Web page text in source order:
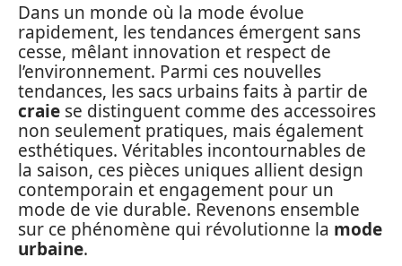
Dans un monde où la mode évolue
rapidement, les tendances émergent sans
cesse, mêlant innovation et respect de
l’environnement. Parmi ces nouvelles
tendances, les sacs urbains faits à partir de
craie se distinguent comme des accessoires
non seulement pratiques, mais également
esthétiques. Véritables incontournables de
la saison, ces pièces uniques allient design
contemporain et engagement pour un
mode de vie durable. Revenons ensemble
sur ce phénomène qui révolutionne la mode
urbaine.